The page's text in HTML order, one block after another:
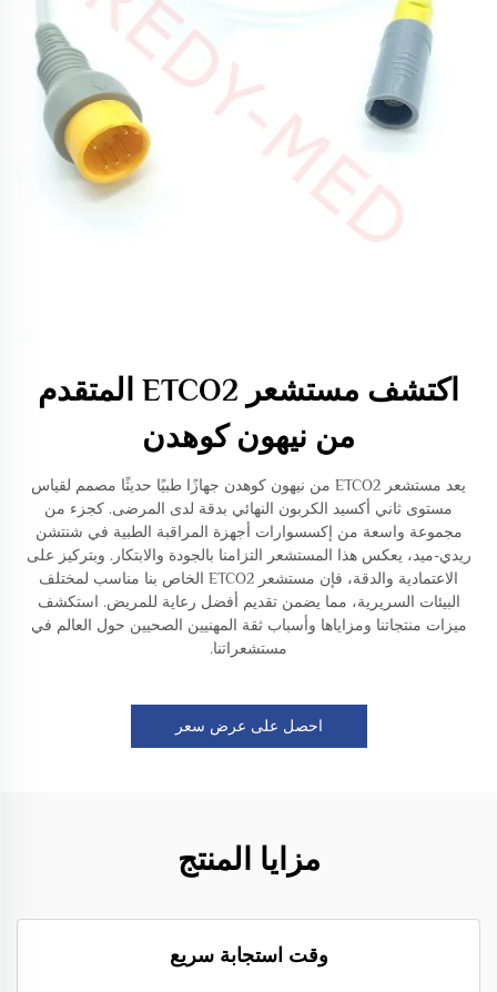
اكتشف مستشعر ETCO2 المتقدم
من نيهون كوهدن
يعد مستشعر ETCO2 من نيهون كوهدن جهازًا طبيًا حديثًا مصمم لقياس
مستوى ثاني أكسيد الكربون النهائي بدقة لدى المرضى. كجزء من
مجموعة واسعة من إكسسوارات أجهزة المراقبة الطبية في شنتشن
ريدي-ميد، يعكس هذا المستشعر التزامنا بالجودة والابتكار. وبتركيز على
الاعتمادية والدقة، فإن مستشعر ETCO2 الخاص بنا مناسب لمختلف
البيئات السريرية، مما يضمن تقديم أفضل رعاية للمريض. استكشف
ميزات منتجاتنا ومزاياها وأسباب ثقة المهنيين الصحيين حول العالم في
مستشعراتنا.
احصل على عرض سعر
مزايا المنتج
وقت استجابة سريع